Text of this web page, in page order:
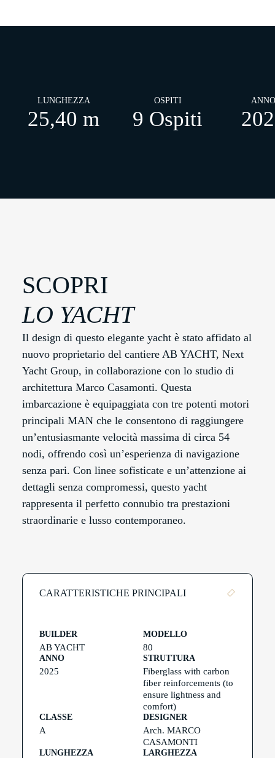
LUNGHEZZA
25,40 m
OSPITI
9 Ospiti
ANNO
SCOPRI
LO YACHT
Il design di questo elegante yacht è stato affidato al
nuovo proprietario del cantiere AB YACHT, Next
Yacht Group, in collaborazione con lo studio di
architettura Marco Casamonti. Questa
imbarcazione è equipaggiata con tre potenti motori
principali MAN che le consentono di raggiungere
un’entusiasmante velocità massima di circa 54
nodi, offrendo così un’esperienza di navigazione
senza pari. Con linee sofisticate e un’attenzione ai
dettagli senza compromessi, questo yacht
rappresenta il perfetto connubio tra prestazioni
straordinarie e lusso contemporaneo.
CARATTERISTICHE PRINCIPALI
BUILDER
AB YACHT
MODELLO
80
ANNO
2025
STRUTTURA
Fiberglass with carbon
fiber reinforcements (to
ensure lightness and
comfort)
CLASSE
A
DESIGNER
Arch. MARCO
CASAMONTI
LUNGHEZZA LARGHEZZA